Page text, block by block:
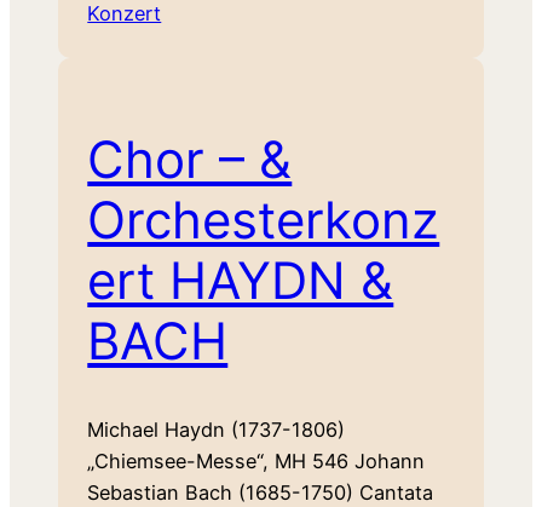
Konzert
Chor – &
Orchesterkonz
ert HAYDN &
BACH
Michael Haydn (1737-1806)
„Chiemsee-Messe“, MH 546 Johann
Sebastian Bach (1685-1750) Cantata